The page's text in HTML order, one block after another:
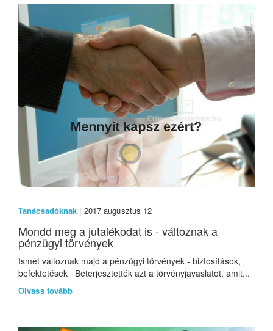
Tanácsadóknak | 2017 augusztus 12
Mondd meg a jutalékodat is - változnak a
pénzügyi törvények
Ismét változnak majd a pénzügyi törvények - biztosítások,
befektetések Beterjesztették azt a törvényjavaslatot, amit...
Olvass tovább